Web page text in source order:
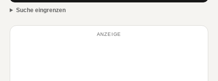
Suche eingrenzen
ANZEIGE